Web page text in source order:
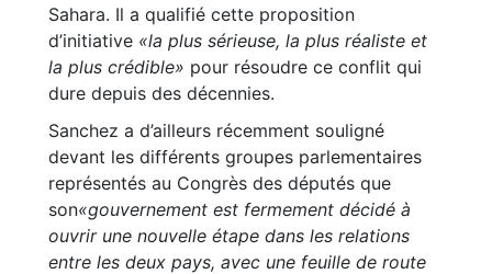
Sahara. Il a qualifié cette proposition
d’initiative «la plus sérieuse, la plus réaliste et
la plus crédible» pour résoudre ce conflit qui
dure depuis des décennies.
Sanchez a d’ailleurs récemment souligné
devant les différents groupes parlementaires
représentés au Congrès des députés que
son«gouvernement est fermement décidé à
ouvrir une nouvelle étape dans les relations
entre les deux pays, avec une feuille de route